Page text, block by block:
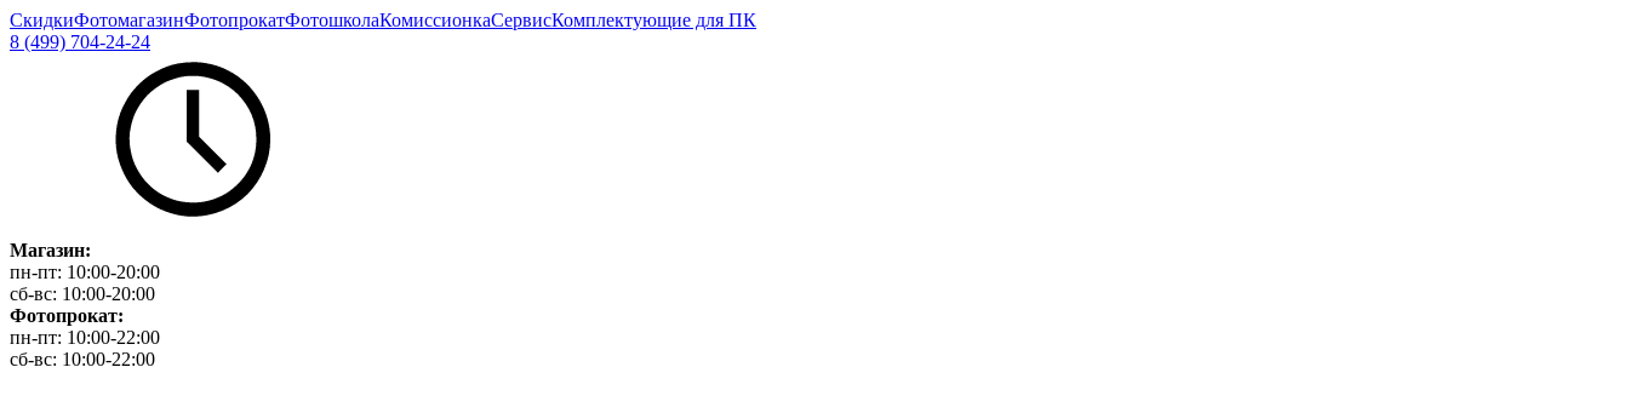
СкидкиФотомагазинФотопрокатФотошколаКомиссионкаСервисКомплектующие для ПК
8 (499) 704-24-24
Магазин:
пн-пт: 10:00-20:00
сб-вс: 10:00-20:00
Фотопрокат:
пн-пт: 10:00-22:00
сб-вс: 10:00-22:00